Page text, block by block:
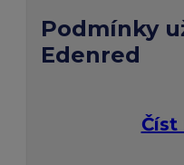
Podmínky
Edenred
Číst